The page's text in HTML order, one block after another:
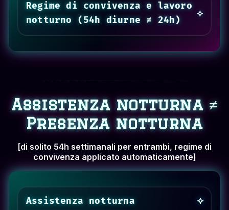
Regime di convivenza e lavoro
notturno (54h diurne ≠ 24h)
Assistenza notturna ≠
Presenza notturna
[di solito 54h settimanali per entrambi, regime di
convivenza applicato automaticamente]
Assistenza notturna